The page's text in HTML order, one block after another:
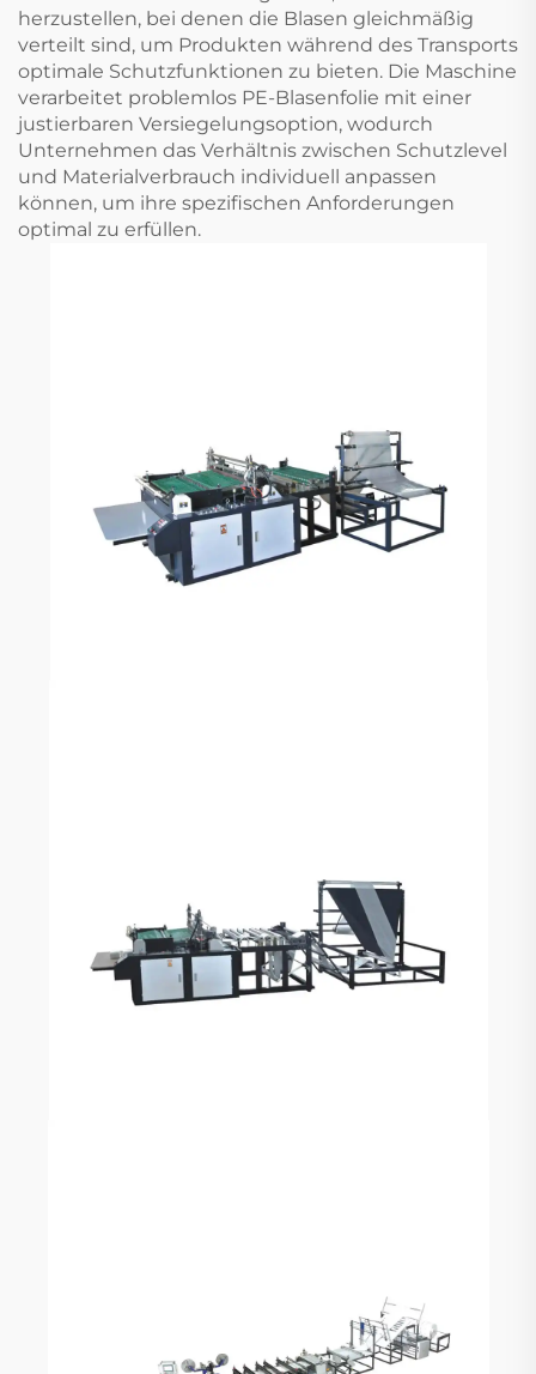
herzustellen, bei denen die Blasen gleichmäßig
verteilt sind, um Produkten während des Transports
optimale Schutzfunktionen zu bieten. Die Maschine
verarbeitet problemlos PE-Blasenfolie mit einer
justierbaren Versiegelungsoption, wodurch
Unternehmen das Verhältnis zwischen Schutzlevel
und Materialverbrauch individuell anpassen
können, um ihre spezifischen Anforderungen
optimal zu erfüllen.